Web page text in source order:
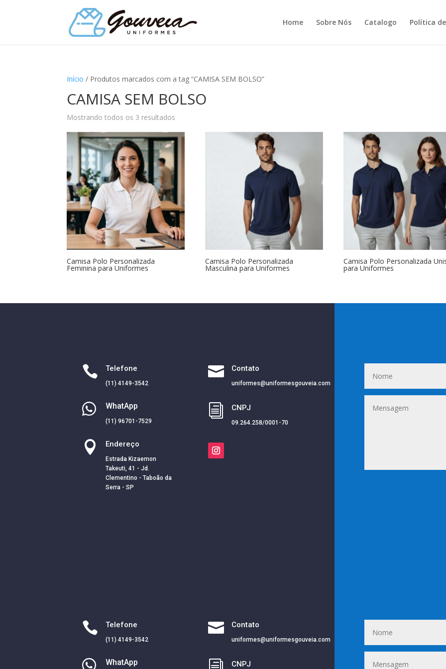
Home Sobre Nós Catalogo Política
Início / Produtos marcados com a tag “CAMISA SEM BOLSO”
CAMISA SEM BOLSO
Mostrando todos os 3 resultados
Camisa Polo Personalizada
Feminina para Uniformes
Camisa Polo Personalizada
Masculina para Uniformes
Camisa Polo Personalizada
para Uniformes
 Telefone
(11) 4149-3542
 WhatApp
(11) 96701-7529
 Endereço
Estrada Kizaemon
Takeuti, 41 - Jd.
Clementino - Taboão da
Serra - SP
 Contato
uniformes@uniformesgouveia.com
i CNPJ
09.264.258/0001-70
 Telefone
(11) 4149-3542
 WhatApp
 Contato
uniformes@uniformesgouveia.com
CNPJ